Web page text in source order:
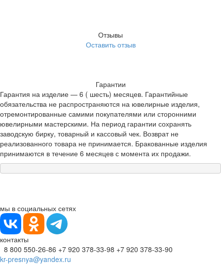
Отзывы
Оставить отзыв
Гарантии
Гарантия на изделие — 6 ( шесть) месяцев. Гарантийные
обязательства не распространяются на ювелирные изделия,
отремонтированные самими покупателями или сторонними
ювелирными мастерскими. На период гарантии сохранять
заводскую бирку, товарный и кассовый чек. Возврат не
реализованного товара не принимается. Бракованные изделия
принимаются в течение 6 месяцев с момента их продажи.
мы в социальных сетях
контакты
8 800 550-26-86 +7 920 378-33-98 +7 920 378-33-90
kr-presnya@yandex.ru